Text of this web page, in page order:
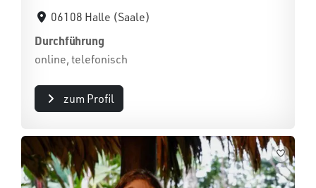
06108 Halle (Saale)
Durchführung
online, telefonisch
zum Profil